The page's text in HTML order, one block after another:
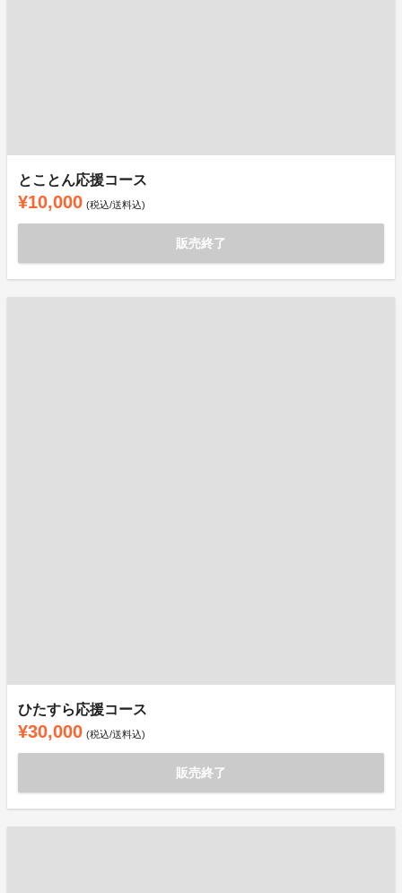
とことん応援コース
¥10,000 (税込/送料込)
販売終了
ひたすら応援コース
¥30,000 (税込/送料込)
販売終了